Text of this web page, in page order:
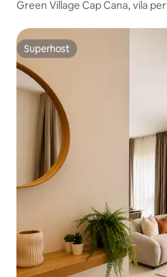
Green Village Cap Cana, vila
Superhost
Superhost